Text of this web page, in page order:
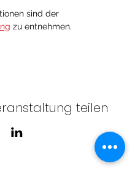
sind der
zu entnehmen.
teilen